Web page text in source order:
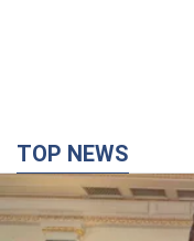
"Защита нашей
санкциях против
Видео